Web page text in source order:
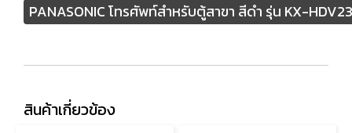
PANASONIC โทรศัพท์สำหรับตู้สาขา สีดำ รุ่น KX-
สินค้าเกี่ยวข้อง